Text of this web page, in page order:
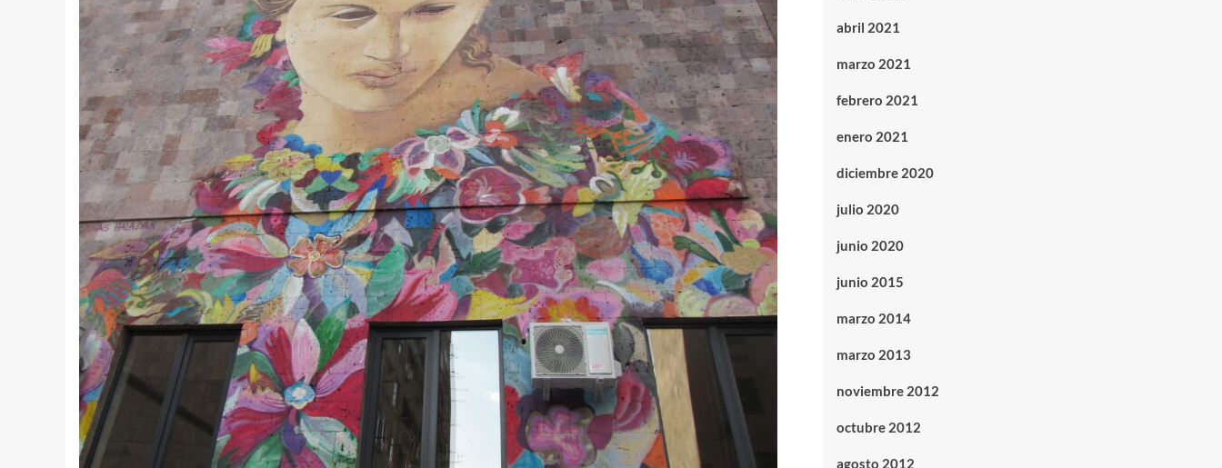
abril 2021
marzo 2021
febrero 2021
enero 2021
diciembre 2020
julio 2020
junio 2020
junio 2015
marzo 2014
marzo 2013
noviembre 2012
octubre 2012
agosto 2012